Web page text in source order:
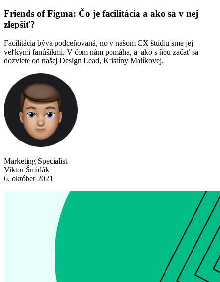
Friends of Figma: Čo je facilitácia a ako sa v nej
zlepšiť?
Facilitácia býva podceňovaná, no v našom CX štúdiu sme jej
veľkými fanúšikmi. V čom nám pomáha, aj ako s ňou začať sa
dozviete od našej Design Lead, Kristíny Malíkovej.
Marketing Specialist
Viktor Šmidák
6. október 2021